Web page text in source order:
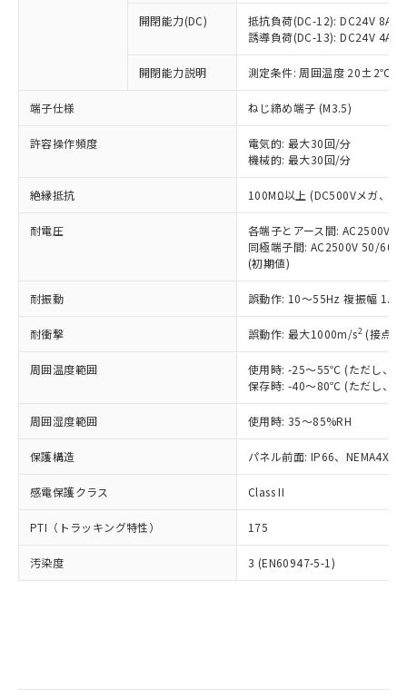
開閉能力(DC)
抵抗負荷(DC-12): DC24V 8A/
誘導負荷(DC-13): DC24V 4A/
開閉能力説明 測定条件: 周囲温度 20±2℃、
端子仕様 ねじ締め端子 (M3.5)
許容操作頻度
電気的: 最大30回/分
機械的: 最大30回/分
絶縁抵抗 100MΩ以上 (DC500Vメガ、点
耐電圧
各端子とアース間: AC2500V
同極端子間: AC2500V 50/
(初期値)
耐振動 誤動作: 10～55Hz 複振幅
耐衝撃 誤動作: 最大1000m/s2 (接点
周囲温度範囲
使用時: -25～55℃ (ただし、氷
保存時: -40～80℃ (ただし、氷
周囲湿度範囲 使用時: 35～85%RH
保護構造 パネル前面: IP66、NEMA4X,
感電保護クラス Class II
PTI（トラッキング特性） 175
汚染度 3 (EN60947-5-1)
ことをご了承ください。
在庫状況および標準価格照会結果は、
記載している更新日時点での社内デー
タに基づき作成されるものであり、閲
覧された時点での実際の在庫および標
準価格とは異なる場合があることをご
正式な納期状況および標準価格はお客
様のお取引先、またはお客様担当のオ
ムロン制御機器販売店・当社販売員に
オムロン制御機器販売店や当社販売拠
販売ネットワーク
」をご確認
在庫状況および標準価格結果を当社の
事前の承諾なく第三者に漏洩または開
示しないようお願いします。
マイパーツ機能（部品リスト作成サー
ビス）をご利用いただくには、I-Web
メンバーズにご登録されている必要が
お客様が当ウェブサイト上で当社にご
登録された部品リストについて、当社
および当社の共同利用者が、当社の製
品・サービスに関するお客様との取
引・商談に必要な範囲で利用すること
※当社の共同利用者とは、"個人情報
の「1.共同利
用者の範囲」に記載されている法人を
いたものが、含有品と判明した場合などや
むを得ず変更することがあります。
*EU RoHS指令（10物質）：
鉛(Pb) 1000ppm以下、 水銀(Hg) 1000ppm以下、 カド
六価クロム(Cr(Ⅵ)) 1000ppm以下、ポリ臭化ビフェニル
類(PBB) 1000ppm以下、ポリ臭化ジフェニルエーテル類
(PBDE) 1000ppm以下、フタル酸ビス(2-エチルヘキシ
ル) (DEHP)(別名：DOP) 1000ppm以下、フタル酸ブチ
ルベンジル（BBP） 1000ppm以下、フタル酸ジブチル
（DBP） 1000ppm以下、フタル酸ジイソブチル
(DIBP) 1000ppm以下
但し、RoHS指令で産業用監視および制御機器に対する
フタル酸エステル類の４物質については閾値を超える意
図的な使用がないことを確認しています。
部品在庫の切り替え状況などにより、予定
月が前後することがあります。
※3 非含有証明書ダウンロード
下記の非含有証明書をダウンロードするこ
とができます。
EU RoHS指令（10物質）の非含有証明書
51物質の非含有証明書（当社基準）
※本証明書は発行日時点で非含有を証明す
るもので、過去に遡って非含有を証明する
基準値を超えていることを示します。
「－」：未確認です。当社販売部門へお問
ム) : 100ppm、
Cr(Ⅵ)(六価クロム) : 1000ppm、 PBBs(ポリ臭化ビフェ
ニル類) : 1000ppm、 PBDEs(ポリ臭化ジフェニルエーテ
ル類) : 1000ppm、
DBP(フタル酸ジブチル) : 1000ppm、 DIBP(フタル酸ジ
イソブチル) : 1000ppm、 BBP(フタル酸ブチルベンジ
ル) : 1000ppm、
DEHP(フタル酸ビス(2-エチルヘキシル)) : 1000ppm
「ｅ」：有害物質（10物質）のすべてが基
準値以下であることを示します。
「10」：通常の使用状況下において有害物
質が外部に漏えいし、環境に深刻な影響を
及ぼさない年数を意味します。
「－」：未確認です。当社販売部門へお問
い合わせください。
当社は、これら貴社製品のうち、外国
為替および外国貿易法に定める商品
（以下｢規制貨物等」という）を輸出
または国外への提供する場合は、日本
国政府の輸出許可(または役務取引許
可)を取得するなどの必要な手続きを
当社は規制貨物を破棄する場合は、完
全に破砕するなど、違法に輸出されな
いよう必要な手段を講じます。
当社は貴社製品を、核兵器、ミサイ
ル、化学兵器、生物兵器またはその他
武器並びにこれらの製造装置等に一切
当社は、貴社製品を第三者に販売する
場合は、上記1、2および3の内容を当
該第三者に通知します。また当社は、
販売先および販売に係わる関係者が違
法に輸出するおそれがある場合は、取
り引きをいたしません。
キャンセル
説明
○ 一定数以上の在庫あり
一定数には満たないが在庫あり
在庫なし(最新の在庫状況につ
いては、お客様のお取引先、ま
たはお客様担当のオムロン制御
機器販売店・当社販売員にご確
白
受注生産機種、また在庫状況の
情報を公開していない機種